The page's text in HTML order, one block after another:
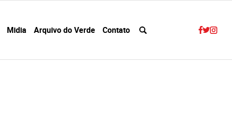
Midia Arquivo do Verde Contato